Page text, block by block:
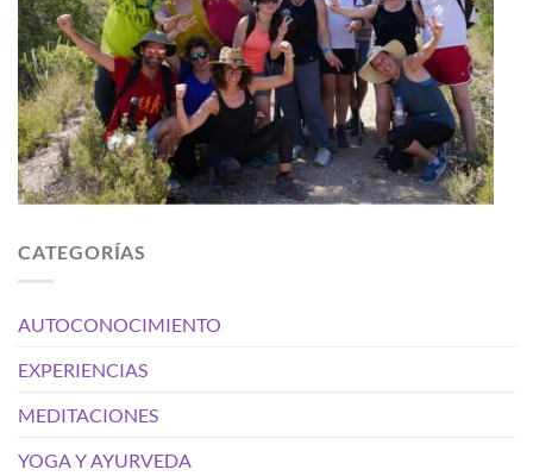
CATEGORÍAS
AUTOCONOCIMIENTO
EXPERIENCIAS
MEDITACIONES
YOGA Y AYURVEDA